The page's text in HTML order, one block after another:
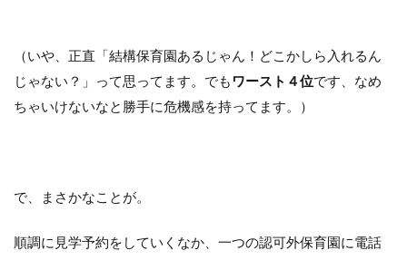
（いや、正直「結構保育園あるじゃん！どこかしら入れるん
じゃない？」って思ってます。でも ワースト４位です、なめ
ちゃいけないなと勝手に危機感を持ってます。）
で、まさかなことが。
順調に見学予約をしていくなか、一つの認可外保育園に電話